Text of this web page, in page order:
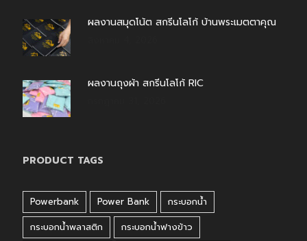
ผลงานสมุดโน้ต สกรีนโลโก้ บ้านพระเมตตาคุณ
ผลงานถุงผ้า สกรีนโลโก้ RIC
PRODUCT TAGS
Powerbank Power Bank
กระบอกน้ำ
กระบอกน้ำพลาสติก
กระบอกน้ำฟางข้าว